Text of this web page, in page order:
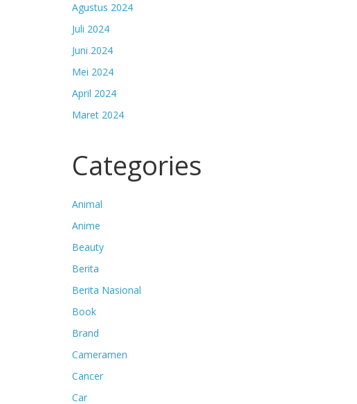
Agustus 2024
Juli 2024
Juni 2024
Mei 2024
April 2024
Maret 2024
Categories
Animal
Anime
Beauty
Berita
Berita Nasional
Book
Brand
Cameramen
Cancer
Car